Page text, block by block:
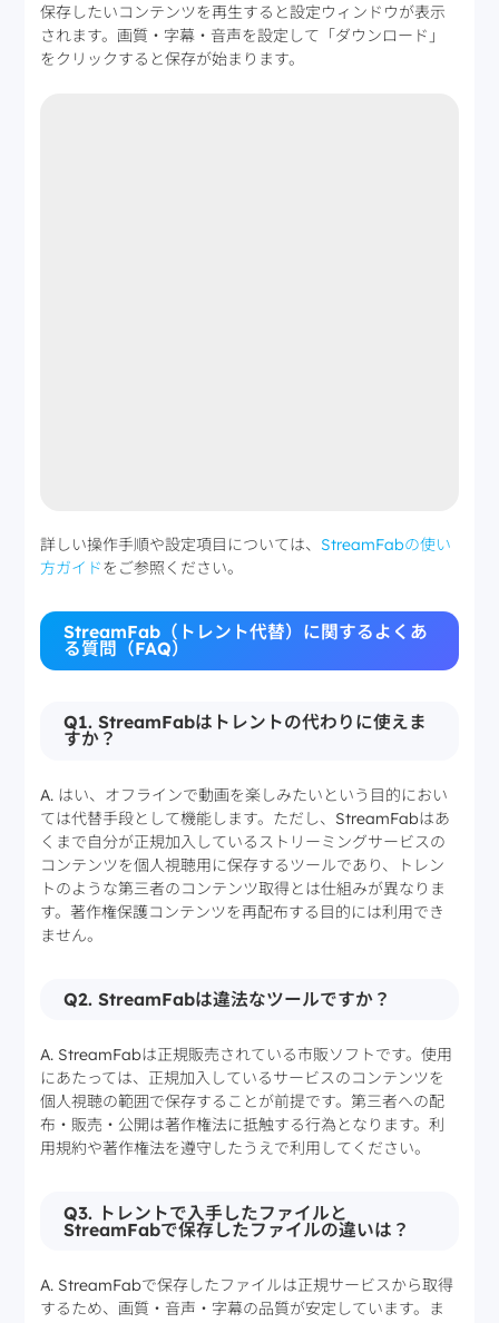
保存したいコンテンツを再生すると設定ウィンドウが表示
されます。画質・字幕・音声を設定して「ダウンロード」
をクリックすると保存が始まります。
詳しい操作手順や設定項目については、 StreamFabの使い
方ガイドをご参照ください。
StreamFab（トレント代替）に関するよくあ
る質問（FAQ）
Q1. StreamFabはトレントの代わりに使えま
すか？
A. はい、オフラインで動画を楽しみたいという目的におい
ては代替手段として機能します。ただし、StreamFabはあ
くまで自分が正規加入しているストリーミングサービスの
コンテンツを個人視聴用に保存するツールであり、トレン
トのような第三者のコンテンツ取得とは仕組みが異なりま
す。著作権保護コンテンツを再配布する目的には利用でき
ません。
Q2. StreamFabは違法なツールですか？
A. StreamFabは正規販売されている市販ソフトです。使用
にあたっては、正規加入しているサービスのコンテンツを
個人視聴の範囲で保存することが前提です。第三者への配
布・販売・公開は著作権法に抵触する行為となります。利
用規約や著作権法を遵守したうえで利用してください。
Q3. トレントで入手したファイルと
StreamFabで保存したファイルの違いは？
A. StreamFabで保存したファイルは正規サービスから取得
するため、画質・音声・字幕の品質が安定しています。ま